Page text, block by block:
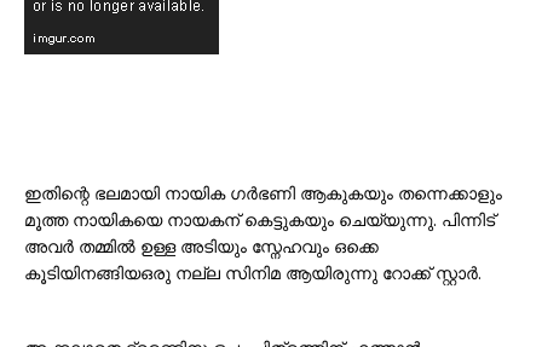
ഇതിന്റെ ഭലമായി നായിക ഗര്‍ഭണി ആകുകയും തന്നെക്കാളും
മൂത്ത നായികയെ നായകന് കെട്ടുകയും ചെയ്യുന്നു. പിന്നിട്
അവര്‍ തമ്മില്‍ ഉള്ള അടിയും സ്നേഹവും ഒക്കെ
കൂടിയിനങ്ങിയഒരു നല്ല സിനിമ ആയിരുന്നു റോക്ക് സ്റ്റാര്‍.